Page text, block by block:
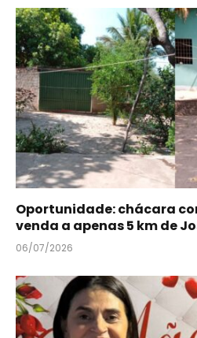
Oportunidade: chácara
venda a apenas 5 km de
06/07/2026